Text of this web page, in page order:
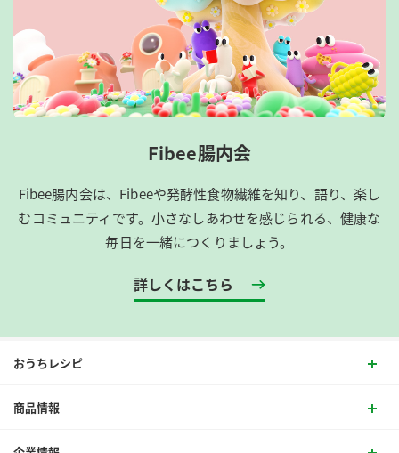
Fibee腸内会
Fibee腸内会は、​Fibeeや発酵性食物繊維を知り、語り、楽し
むコミュニティです。​小さなしあわせを感じられる、健康な
毎日を一緒につくりましょう。
詳しくはこちら
おうちレシピ
商品情報